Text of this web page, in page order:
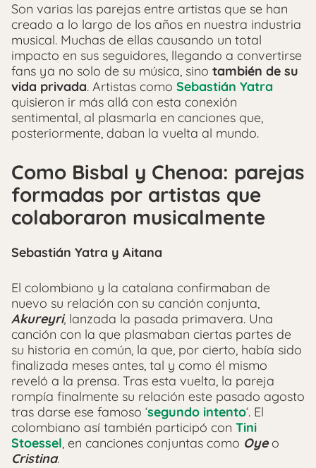
Son varias las parejas entre artistas que se han
creado a lo largo de los años en nuestra industria
musical. Muchas de ellas causando un total
impacto en sus seguidores, llegando a convertirse
fans ya no solo de su música, sino también de su
vida privada. Artistas como Sebastián Yatra
quisieron ir más allá con esta conexión
sentimental, al plasmarla en canciones que,
posteriormente, daban la vuelta al mundo.
Como Bisbal y Chenoa: parejas
formadas por artistas que
colaboraron musicalmente
Sebastián Yatra y Aitana
El colombiano y la catalana confirmaban de
nuevo su relación con su canción conjunta,
Akureyri, lanzada la pasada primavera. Una
canción con la que plasmaban ciertas partes de
su historia en común, la que, por cierto, había sido
finalizada meses antes, tal y como él mismo
reveló a la prensa. Tras esta vuelta, la pareja
rompía finalmente su relación este pasado agosto
tras darse ese famoso ‘segundo intento‘. El
colombiano así también participó con Tini
Stoessel, en canciones conjuntas como Oye o
Cristina.